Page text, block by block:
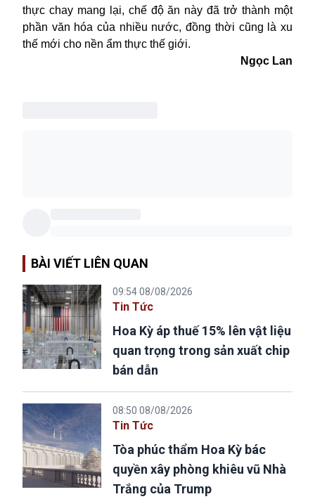
thực chay mang lại, chế độ ăn này đã trở thành một
phần văn hóa của nhiều nước, đồng thời cũng là xu
thế mới cho nền ẩm thực thế giới.
Ngọc Lan
BÀI VIẾT LIÊN QUAN
09:54 08/08/2026
Tin Tức
Hoa Kỳ áp thuế 15% lên vật liệu
quan trọng trong sản xuất chip
bán dẫn
08:50 08/08/2026
Tin Tức
Tòa phúc thẩm Hoa Kỳ bác
quyền xây phòng khiêu vũ Nhà
Trắng của Trump